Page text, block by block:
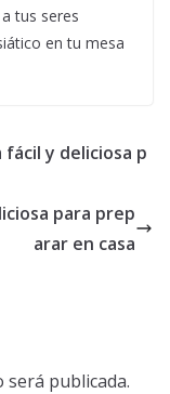
tus seres
en tu mesa
y deliciosa p
para prep
arar en casa
publicada.